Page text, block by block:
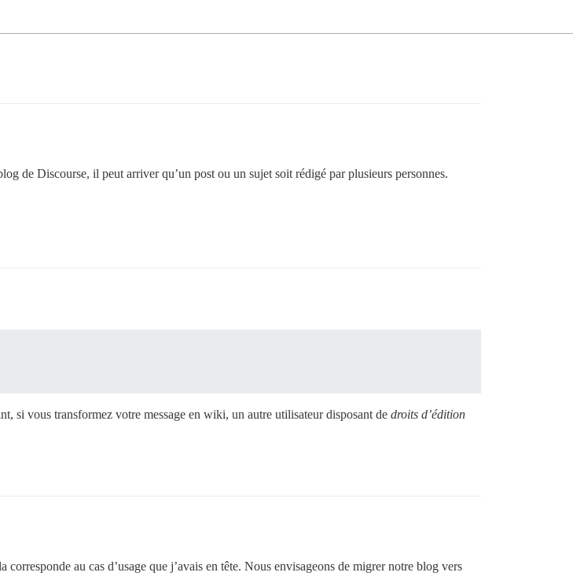
de Discourse, il peut arriver qu’un post ou un sujet soit rédigé par plusieurs personnes.
si vous transformez votre message en wiki, un autre utilisateur disposant de droits d’édition
au cas d’usage que j’avais en tête. Nous envisageons de migrer notre blog vers